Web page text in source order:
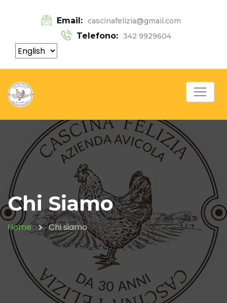
Email: cascinafelizia@gmail.com
Telefono: 342 9929604
Chi Siamo
Home Chi siamo